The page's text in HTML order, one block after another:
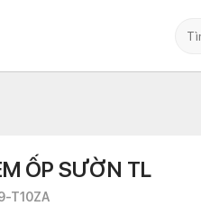
ỐP SƯỜN TL
T10ZA